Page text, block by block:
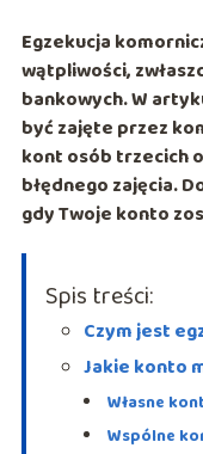
Egzekucja
wątpliwości,
bankowych. W
być zajęte przez
kont osób trzecich
błędnego zajęcia.
gdy Twoje konto
Spis treści:
Czym jest
Jakie konto
Własne
Wspólne